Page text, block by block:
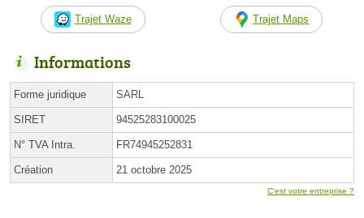
Trajet Waze Trajet Maps
Informations
Forme juridique SARL
SIRET 94525283100025
N° TVA Intra. FR74945252831
Création 21 octobre 2025
C'est votre entreprise ?